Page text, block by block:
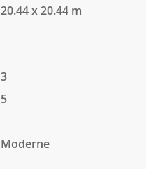
20.44 x 20.44 m
3
5
Moderne